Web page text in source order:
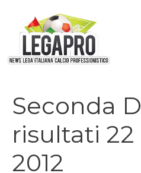
contenuto
Seconda
risultati
2012